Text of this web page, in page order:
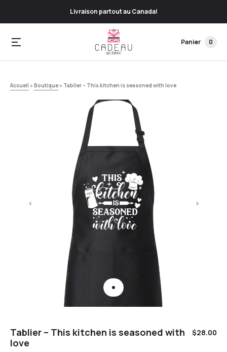
Livraison partout au Canada!
Panier 0
Accueil » Boutique » Tablier – This kitchen is seasoned with love
Tablier – This kitchen is seasoned with
love
$28.00